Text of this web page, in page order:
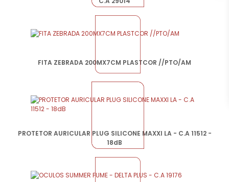
FITA ZEBRADA 200MX7CM PLASTCOR //PTO/AM
PROTETOR AURICULAR PLUG SILICONE MAXXI LA - C.A 11512 -
18dB